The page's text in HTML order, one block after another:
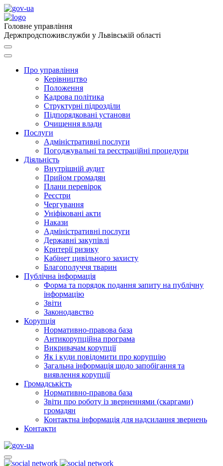
Головне управління
Держпродспоживслужби у Львівській області
Про управління
Керівництво
Положення
Кадрова політика
Структурні підрозділи
Підпорядковані установи
Очищення влади
Послуги
Адміністративні послуги
Погоджувальні та реєстраційні процедури
Діяльність
Внутрішній аудит
Прийом громадян
Плани перевірок
Реєстри
Чергування
Уніфіковані акти
Накази
Адміністративні послуги
Державні закупівлі
Критерії ризику
Кабінет цивільного захисту
Благополуччя тварин
Публічна інформація
Форма та порядок подання запиту на публічну
інформацію
Звіти
Законодавство
Корупція
Нормативно-правова база
Антикорупційна програма
Викривачам корупції
Як і куди повідомити про корупцію
Загальна інформація щодо запобігання та
виявлення корупції
Громадськість
Нормативно-правова база
Звіти про роботу із зверненнями (скаргами)
громадян
Контактна інформація для надсилання звернень
Контакти